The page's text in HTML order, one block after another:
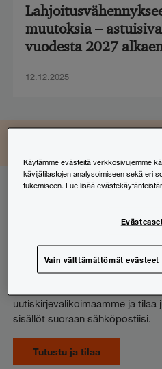
muutoksia –
vuodesta 2027
12.12.2025
Tilaa uutiskirjeemme
Haluatko pysyä ajan tasalla
Kiinnostavatko yrityskaupat ja
tilinpäätöksen ja
uutiskirjevalikoimaamme ja tilaa
sisällöt suoraan sähköpostiisi.
Tutustu ja tilaa
Käytämme evästeitä verkkosivujemme
kävijätilastojen analysoimiseen sekä eri
tukemiseen. Lue lisää
Vain välttämättömät evästeet